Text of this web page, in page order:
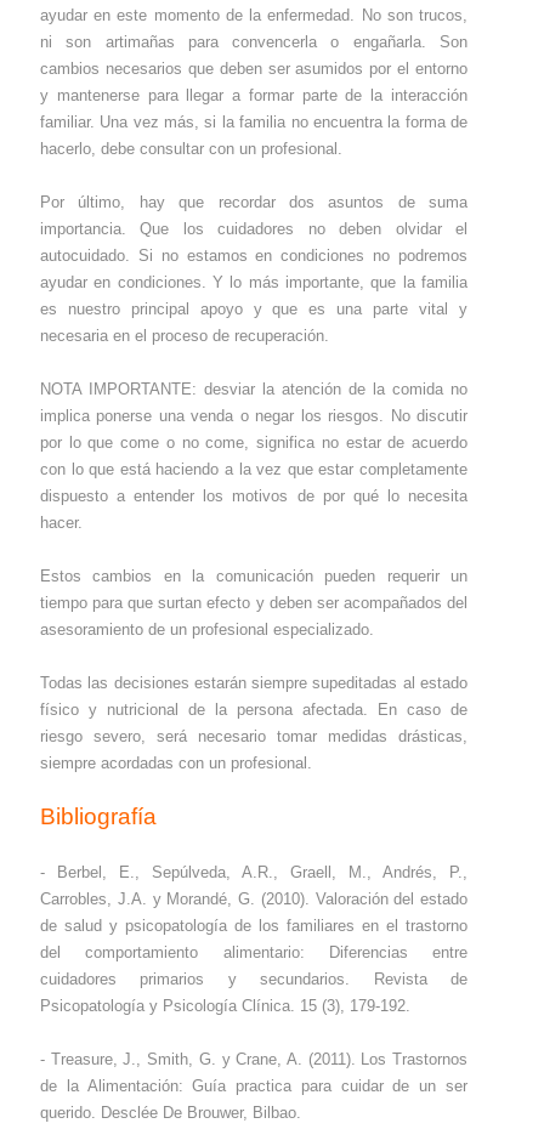
ayudar en este momento de la enfermedad. No son trucos,
ni son artimañas para convencerla o engañarla. Son
cambios necesarios que deben ser asumidos por el entorno
y mantenerse para llegar a formar parte de la interacción
familiar. Una vez más, si la familia no encuentra la forma de
hacerlo, debe consultar con un profesional.
Por último, hay que recordar dos asuntos de suma
importancia. Que los cuidadores no deben olvidar el
autocuidado. Si no estamos en condiciones no podremos
ayudar en condiciones. Y lo más importante, que la familia
es nuestro principal apoyo y que es una parte vital y
necesaria en el proceso de recuperación.
NOTA IMPORTANTE: desviar la atención de la comida no
implica ponerse una venda o negar los riesgos. No discutir
por lo que come o no come, significa no estar de acuerdo
con lo que está haciendo a la vez que estar completamente
dispuesto a entender los motivos de por qué lo necesita
hacer.
Estos cambios en la comunicación pueden requerir un
tiempo para que surtan efecto y deben ser acompañados del
asesoramiento de un profesional especializado.
Todas las decisiones estarán siempre supeditadas al estado
físico y nutricional de la persona afectada. En caso de
riesgo severo, será necesario tomar medidas drásticas,
siempre acordadas con un profesional.
Bibliografía
- Berbel, E., Sepúlveda, A.R., Graell, M., Andrés, P.,
Carrobles, J.A. y Morandé, G. (2010). Valoración del estado
de salud y psicopatología de los familiares en el trastorno
del comportamiento alimentario: Diferencias entre
cuidadores primarios y secundarios. Revista de
Psicopatología y Psicología Clínica. 15 (3), 179-192.
- Treasure, J., Smith, G. y Crane, A. (2011). Los Trastornos
de la Alimentación: Guía practica para cuidar de un ser
querido. Desclée De Brouwer, Bilbao.